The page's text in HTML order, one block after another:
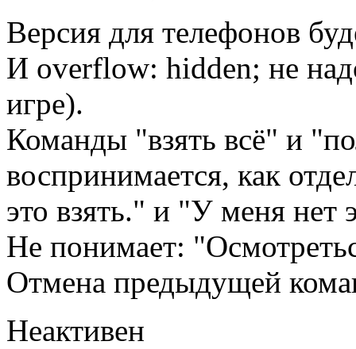
Версия для телефонов
И overflow: hidden; не
игре).
Команды "взять всё" и
воспринимается, как
это взять." и "У меня нет
Не понимает:
Отмена предыдущей
Неактивен